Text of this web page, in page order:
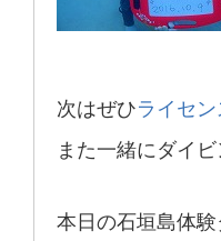
次はぜひライセン
また一緒にダイ
本日の石垣島体